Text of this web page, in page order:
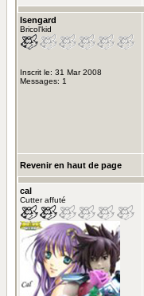
Isengard
Bricol'kid
Inscrit le: 31 Mar 2008
Messages: 1
Revenir en haut de page
cal
Cutter affuté